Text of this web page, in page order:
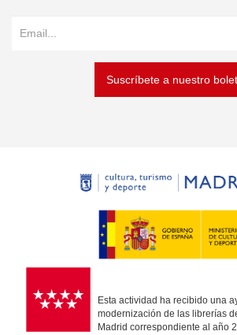
Suscríbete a nuestro
Esta actividad ha recibido una
modernización de las librerías
Madrid correspondiente al año